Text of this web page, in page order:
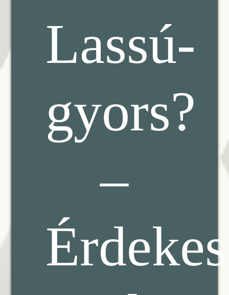
Lassú-
gyors?
–